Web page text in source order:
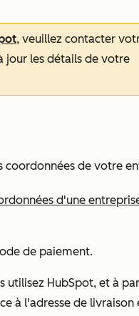
, veuillez contacter
jour les détails de votre
coordonnées de votre
d'une
de paiement.
utilisez HubSpot, et à
à l'adresse de livraison